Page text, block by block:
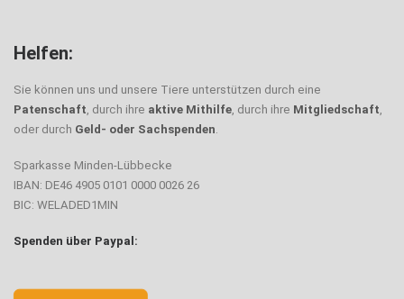
Helfen:
Sie können uns und unsere Tiere unterstützen durch eine
Patenschaft, durch ihre aktive Mithilfe, durch ihre Mitgliedschaft,
oder durch Geld- oder Sachspenden.
Sparkasse Minden-Lübbecke
IBAN: DE46 4905 0101 0000 0026 26
BIC: WELADED1MIN
Spenden über Paypal: